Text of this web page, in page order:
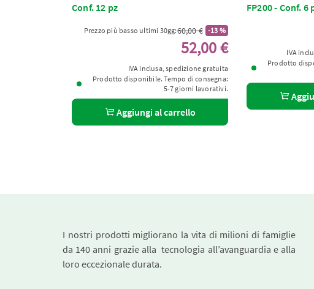
Conf. 12 pz
Prezzo più basso ultimi 30gg:60,00 € -13 %
52,00 €
IVA inclusa, spedizione gratuita
Prodotto disponibile. Tempo di consegna:
5-7 giorni lavorativi.
Aggiungi al carrello
FP200 - Conf. 6
IVA
Prodotto
I nostri prodotti migliorano la vita di milioni di famiglie
da 140 anni grazie alla tecnologia all’avanguardia e alla
loro eccezionale durata.